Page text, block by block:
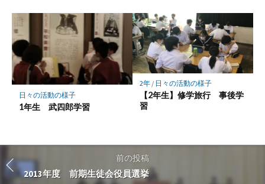
日々の活動の様子
1年生 武四郎学習
2年/ 日々の活動の様子
【2年生】修学旅行 事後学
習
前の投稿
2013年度 前期生徒会役員選挙